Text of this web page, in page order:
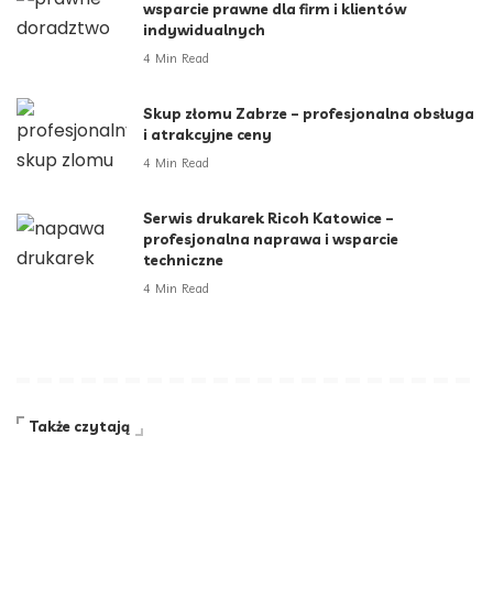
wsparcie prawne dla firm i klientów
indywidualnych
4 Min Read
Skup złomu Zabrze – profesjonalna obsługa
i atrakcyjne ceny
4 Min Read
Serwis drukarek Ricoh Katowice –
profesjonalna naprawa i wsparcie
techniczne
4 Min Read
Także czytają